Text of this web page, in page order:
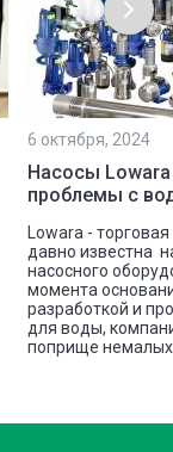
6 октября, 2024
Насосы
проблемы с
Lowara -
давно известна
насосного
момента
разработкой и
для воды,
поприще немалых